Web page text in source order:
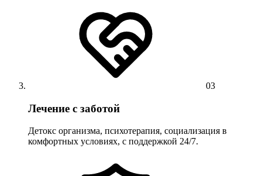
03
Лечение с заботой
Детокс организма, психотерапия, социализация в
комфортных условиях, с поддержкой 24/7.